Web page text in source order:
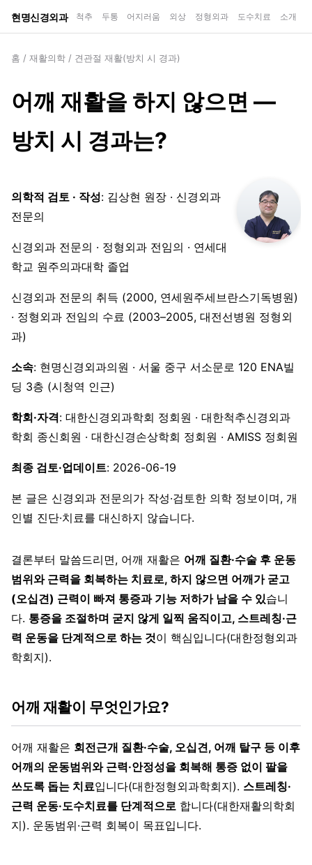
현명신경외과 척추 두통 어지러움 외상 정형외과 도수치료 소개
홈 / 재활의학 / 견관절 재활(방치 시 경과)
어깨 재활을 하지 않으면 —
방치 시 경과는?
의학적 검토 · 작성: 김상현 원장 · 신경외과
전문의
신경외과 전문의 · 정형외과 전임의 · 연세대
학교 원주의과대학 졸업
신경외과 전문의 취득 (2000, 연세원주세브란스기독병원)
· 정형외과 전임의 수료 (2003–2005, 대전선병원 정형외
과)
소속: 현명신경외과의원 · 서울 중구 서소문로 120 ENA빌
딩 3층 (시청역 인근)
학회·자격: 대한신경외과학회 정회원 · 대한척추신경외과
학회 종신회원 · 대한신경손상학회 정회원 · AMISS 정회원
최종 검토·업데이트: 2026-06-19
본 글은 신경외과 전문의가 작성·검토한 의학 정보이며, 개
인별 진단·치료를 대신하지 않습니다.
결론부터 말씀드리면, 어깨 재활은 어깨 질환·수술 후 운동
범위와 근력을 회복하는 치료로, 하지 않으면 어깨가 굳고
(오십견) 근력이 빠져 통증과 기능 저하가 남을 수 있습니
다. 통증을 조절하며 굳지 않게 일찍 움직이고, 스트레칭·근
력 운동을 단계적으로 하는 것이 핵심입니다(대한정형외과
학회지).
어깨 재활이 무엇인가요?
어깨 재활은 회전근개 질환·수술, 오십견, 어깨 탈구 등 이후
어깨의 운동범위와 근력·안정성을 회복해 통증 없이 팔을
쓰도록 돕는 치료입니다(대한정형외과학회지). 스트레칭·
근력 운동·도수치료를 단계적으로 합니다(대한재활의학회
지). 운동범위·근력 회복이 목표입니다.